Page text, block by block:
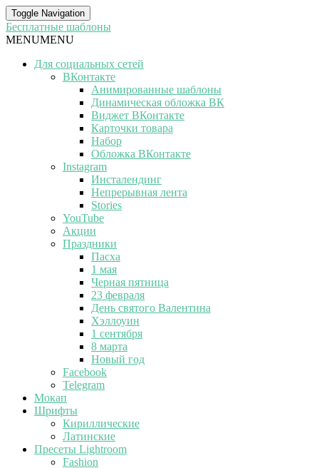
Toggle Navigation
Бесплатные шаблоны
MENUMENU
Для социальных сетей
ВКонтакте
Анимированные шаблоны
Динамическая обложка ВК
Виджет ВКонтакте
Карточки товара
Набор
Обложка ВКонтакте
Instagram
Инсталендинг
Непрерывная лента
Stories
YouTube
Акции
Праздники
Пасха
1 мая
Черная пятница
23 февраля
День святого Валентина
Хэллоуин
1 сентября
8 марта
Новый год
Facebook
Telegram
Мокап
Шрифты
Кириллические
Латинские
Пресеты Lightroom
Fashion